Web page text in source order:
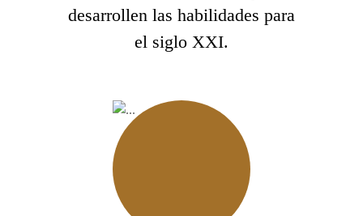
desarrollen las habilidades para
el siglo XXI.